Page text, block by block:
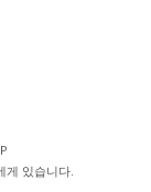
게 있습니다.